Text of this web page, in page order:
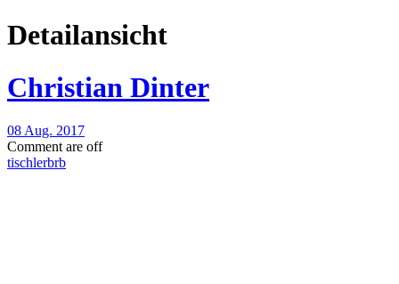
Detailansicht
Christian Dinter
08 Aug. 2017
Comment are off
tischlerbrb